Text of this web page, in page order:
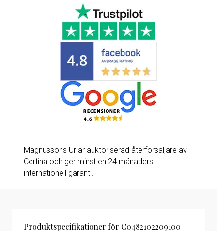
Magnussons Ur är auktoriserad återförsäljare av
Certina och ger minst en 24 månaders
internationell garanti.
Produktspecifikationer för C0482102209100